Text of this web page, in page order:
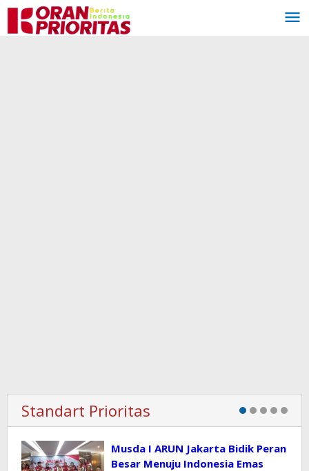
Lewati
konten
Standart Prioritas
Musda I ARUN Jakarta Bidik Peran
Besar Menuju Indonesia Emas